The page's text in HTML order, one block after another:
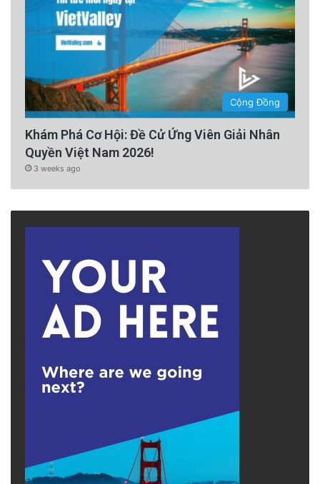
Cộng Đồng
Khám Phá Cơ Hội: Đề Cử Ứng Viên Giải Nhân
Quyền Việt Nam 2026!
3 weeks ago